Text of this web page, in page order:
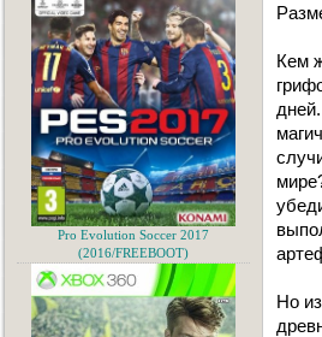
Кем
Но
Pro Evolution Soccer 2017
(2016/FREEBOOT)